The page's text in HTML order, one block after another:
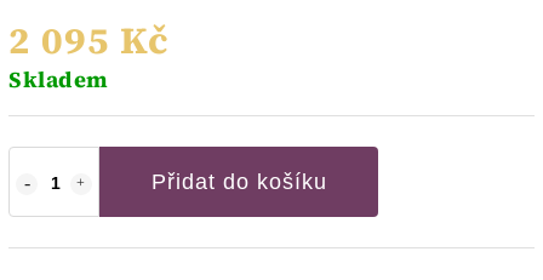
2 095 Kč
Skladem
Přidat do košíku